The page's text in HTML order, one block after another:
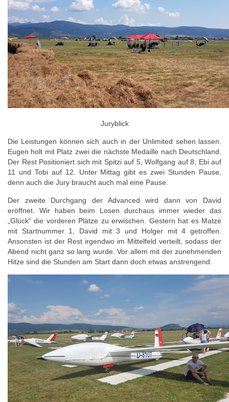
Juryblick
Die Leistungen können sich auch in der Unlimited sehen lassen.
Eugen holt mit Platz zwei die nächste Medaille nach Deutschland.
Der Rest Positioniert sich mit Spitzi auf 5, Wolfgang auf 8, Ebi auf
11 und Tobi auf 12. Unter Mittag gibt es zwei Stunden Pause,
denn auch die Jury braucht auch mal eine Pause.
Der zweite Durchgang der Advanced wird dann von David
eröffnet. Wir haben beim Losen durchaus immer wieder das
„Glück“ die vorderen Plätze zu erwischen. Gestern hat es Matze
mit Startnummer 1, David mit 3 und Holger mit 4 getroffen.
Ansonsten ist der Rest irgendwo im Mittelfeld verteilt, sodass der
Abend nicht ganz so lang wurde. Vor allem mit der zunehmenden
Hitze sind die Stunden am Start dann doch etwas anstrengend.